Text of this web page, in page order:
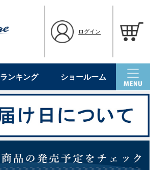
ログイン
ランキング ショールーム